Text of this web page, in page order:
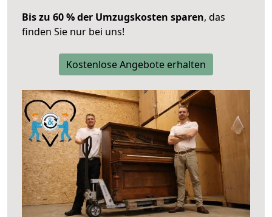
Bis zu 60 % der Umzugskosten sparen, das
finden Sie nur bei uns!
Kostenlose Angebote erhalten